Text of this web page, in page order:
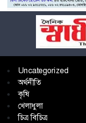
Uncategorized
অর্থনীতি
কৃষি
খেলাধুলা
চিত্র বিচিত্র